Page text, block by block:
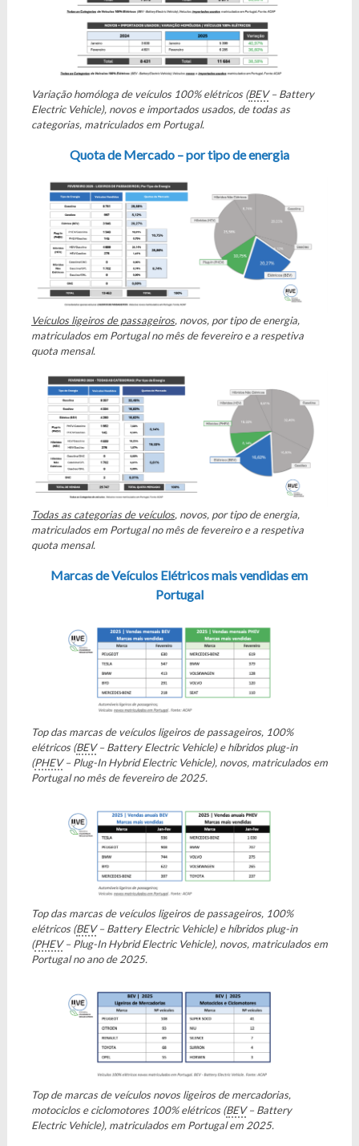
Variação homóloga de veículos 100% elétricos (BEV– Battery
Electric Vehicle), novos e importados usados, de todas as
categorias, matriculados em Portugal.
Quota de Mercado – por tipo de energia
Veículos ligeiros de passageiros, novos, por tipo de energia,
matriculados em Portugal no mês de fevereiro e a respetiva
quota mensal.
Todas as categorias de veículos, novos, por tipo de energia,
matriculados em Portugal no mês de fevereiro e a respetiva
quota mensal.
Marcas de Veículos Elétricos mais vendidas em
Portugal
Top das marcas de veículos ligeiros de passageiros, 100%
elétricos (BEV– Battery Electric Vehicle) e híbridos plug-in
(PHEV– Plug-In Hybrid Electric Vehicle), novos, matriculados em
Portugal no mês de fevereiro de 2025.
Top das marcas de veículos ligeiros de passageiros, 100%
elétricos (BEV– Battery Electric Vehicle) e híbridos plug-in
(PHEV– Plug-In Hybrid Electric Vehicle), novos, matriculados em
Portugal no ano de 2025.
Top de marcas de veículos novos ligeiros de mercadorias,
motociclos e ciclomotores 100% elétricos (BEV– Battery
Electric Vehicle), matriculados em Portugal em 2025.